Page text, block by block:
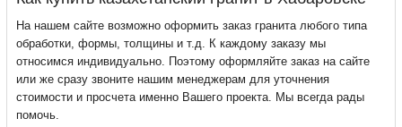
На нашем сайте возможно оформить заказ гранита любого типа
обработки, формы, толщины и т.д. К каждому заказу мы
относимся индивидуально. Поэтому оформляйте заказ на сайте
или же сразу звоните нашим менеджерам для уточнения
стоимости и просчета именно Вашего проекта. Мы всегда рады
помочь.